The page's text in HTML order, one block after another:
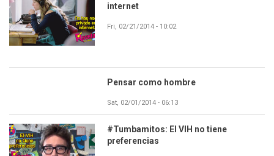
internet
Fri, 02/21/2014 - 10:02
Pensar como hombre
Sat, 02/01/2014 - 06:13
#Tumbamitos: El VIH no tiene
preferencias